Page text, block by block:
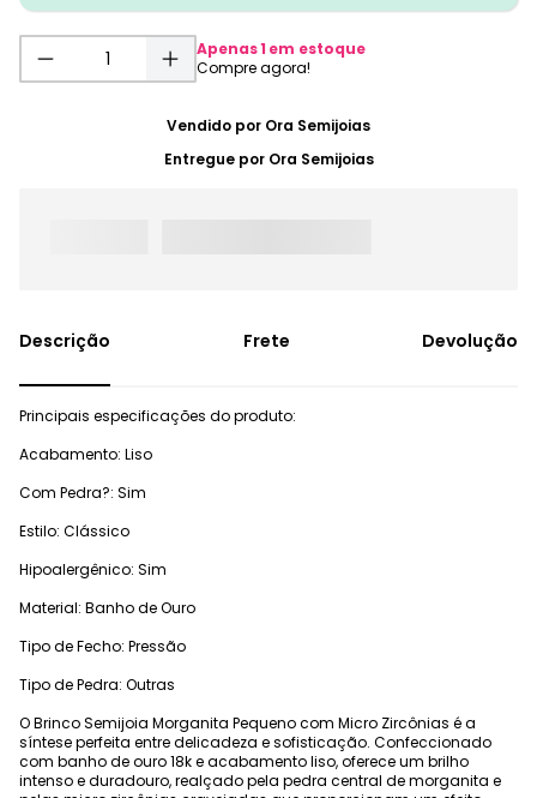
Apenas1 em estoque
Vendido por Ora Semijoias
Entregue por Ora Semijoias
Frete Devolução
Principais especificações do produto:
Acabamento: Liso
Com Pedra?: Sim
Estilo: Clássico
Hipoalergênico: Sim
Material: Banho de Ouro
Tipo de Fecho: Pressão
Tipo de Pedra: Outras
O Brinco Semijoia Morganita Pequeno com Micro Zircônias é a
síntese perfeita entre delicadeza e sofisticação. Confeccionado
com banho de ouro 18k e acabamento liso, oferece um brilho
intenso e duradouro, realçado pela pedra central de morganita e